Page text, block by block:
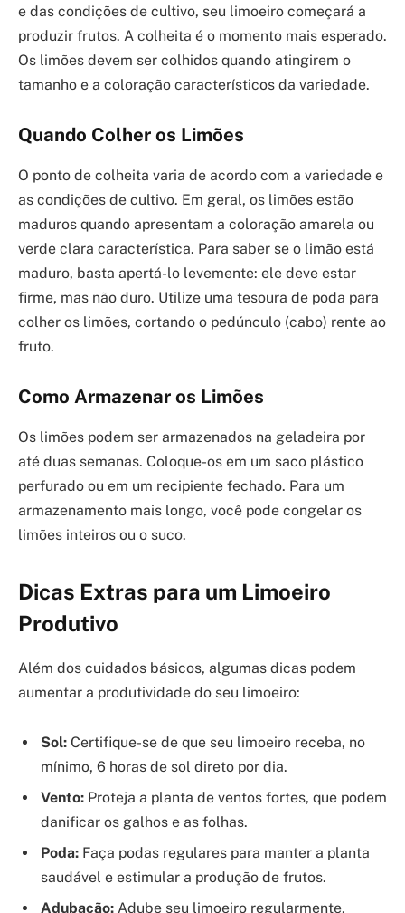
e das condições de cultivo, seu limoeiro começará a
produzir frutos. A colheita é o momento mais esperado.
Os limões devem ser colhidos quando atingirem o
tamanho e a coloração característicos da variedade.
Quando Colher os Limões
O ponto de colheita varia de acordo com a variedade e
as condições de cultivo. Em geral, os limões estão
maduros quando apresentam a coloração amarela ou
verde clara característica. Para saber se o limão está
maduro, basta apertá-lo levemente: ele deve estar
firme, mas não duro. Utilize uma tesoura de poda para
colher os limões, cortando o pedúnculo (cabo) rente ao
fruto.
Como Armazenar os Limões
Os limões podem ser armazenados na geladeira por
até duas semanas. Coloque-os em um saco plástico
perfurado ou em um recipiente fechado. Para um
armazenamento mais longo, você pode congelar os
limões inteiros ou o suco.
Dicas Extras para um Limoeiro
Produtivo
Além dos cuidados básicos, algumas dicas podem
aumentar a produtividade do seu limoeiro:
Sol: Certifique-se de que seu limoeiro receba, no
mínimo, 6 horas de sol direto por dia.
Vento: Proteja a planta de ventos fortes, que podem
danificar os galhos e as folhas.
Poda: Faça podas regulares para manter a planta
saudável e estimular a produção de frutos.
Adubação: Adube seu limoeiro regularmente,